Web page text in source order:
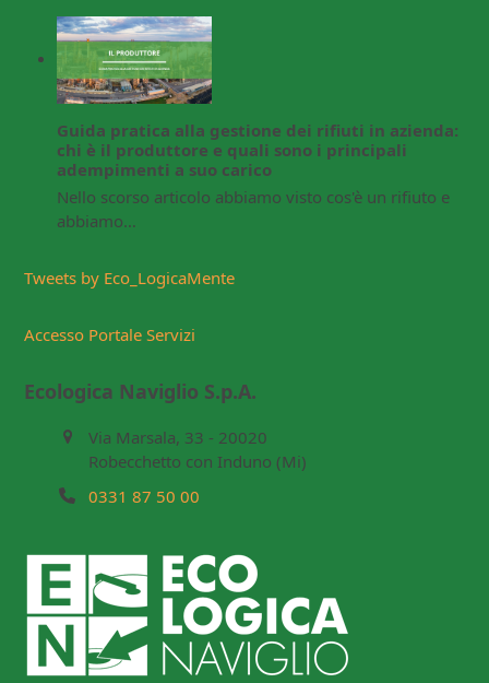
Guida pratica alla gestione dei rifiuti in azienda:
chi è il produttore e quali sono i principali
adempimenti a suo carico
Nello scorso articolo abbiamo visto cos'è un rifiuto e
abbiamo…
Tweets by Eco_LogicaMente
Accesso Portale Servizi
Ecologica Naviglio S.p.A.
Via Marsala, 33 - 20020
Robecchetto con Induno (Mi)
0331 87 50 00